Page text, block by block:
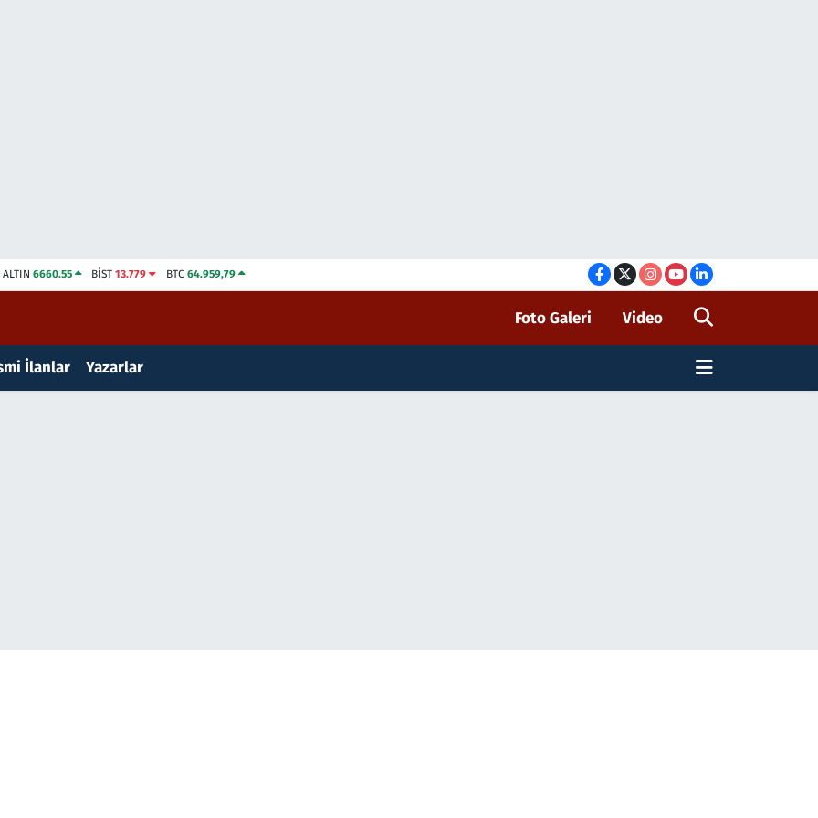
ALTIN 6660.55 BİST13.779 BTC 64.959,79
Foto Galeri Video
İlanlar Yazarlar